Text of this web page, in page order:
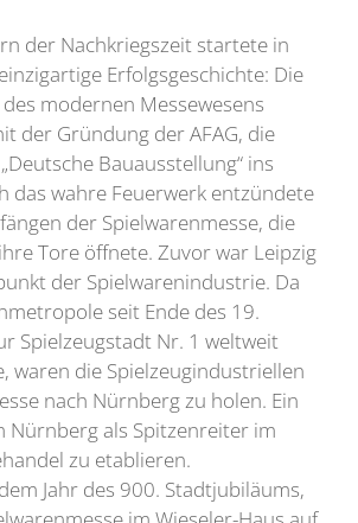
der Nachkriegszeit startete in
Erfolgsgeschichte: Die
modernen Messewesens
der Gründung der AFAG, die
Bauausstellung“ ins
das wahre Feuerwerk entzündete
der Spielwarenmesse, die
Tore öffnete. Zuvor war Leipzig
der Spielwarenindustrie. Da
seit Ende des 19.
Spielzeugstadt Nr. 1 weltweit
waren die Spielzeugindustriellen
nach Nürnberg zu holen. Ein
Nürnberg als Spitzenreiter im
zu etablieren.
Jahr des 900. Stadtjubiläums,